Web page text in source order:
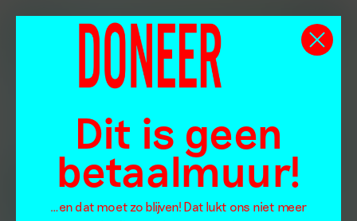
Dit is geen
betaalmuur!
…en dat moet zo blijven! Dat lukt ons niet meer